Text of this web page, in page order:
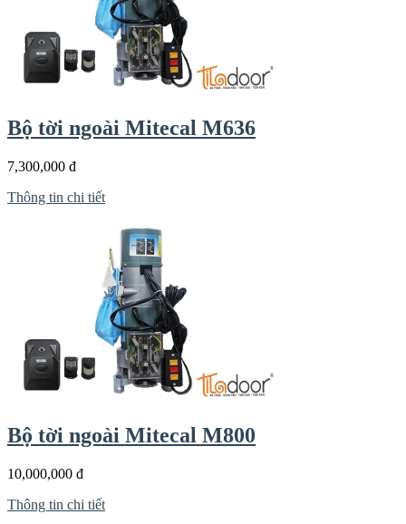
Bộ tời ngoài Mitecal M636
7,300,000 đ
Thông tin chi tiết
Bộ tời ngoài Mitecal M800
10,000,000 đ
Thông tin chi tiết